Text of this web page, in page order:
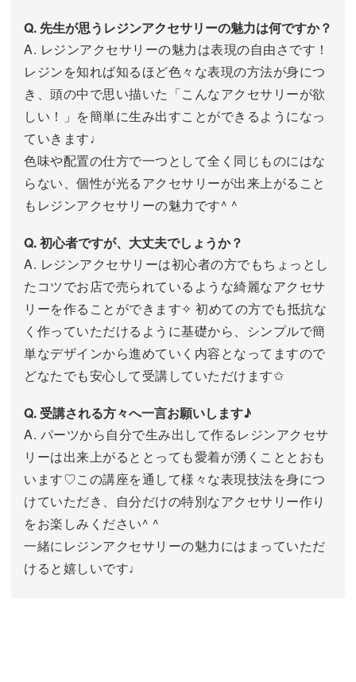
Q. 先生が思うレジンアクセサリーの魅力は何ですか？
A. レジンアクセサリーの魅力は表現の自由さです！
レジンを知れば知るほど色々な表現の方法が身につ
き、頭の中で思い描いた「こんなアクセサリーが欲
しい！」を簡単に生み出すことができるようになっ
ていきます♩
色味や配置の仕方で一つとして全く同じものにはな
らない、個性が光るアクセサリーが出来上がること
もレジンアクセサリーの魅力です^ ^
Q. 初心者ですが、大丈夫でしょうか？
A. レジンアクセサリーは初心者の方でもちょっとし
たコツでお店で売られているような綺麗なアクセサ
リーを作ることができます✧ 初めての方でも抵抗な
く作っていただけるように基礎から、シンプルで簡
単なデザインから進めていく内容となってますので
どなたでも安心して受講していただけます✩
Q. 受講される方々へ一言お願いします♪
A. パーツから自分で生み出して作るレジンアクセサ
リーは出来上がるととっても愛着が湧くこととおも
います♡この講座を通して様々な表現技法を身につ
けていただき、自分だけの特別なアクセサリー作り
をお楽しみください^ ^
一緒にレジンアクセサリーの魅力にはまっていただ
けると嬉しいです♩